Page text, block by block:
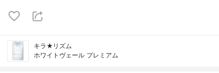
キラ★リズム
ホワイトヴェール プレミアム